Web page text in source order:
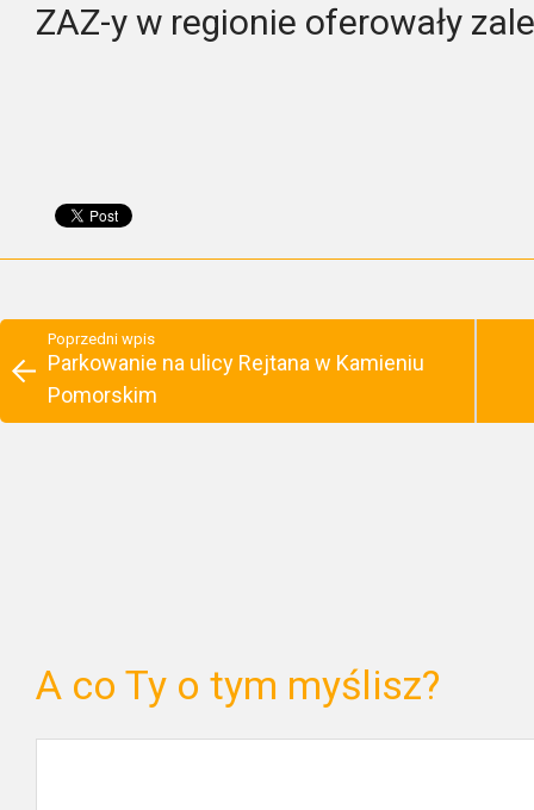
ZAZ-y w regionie oferowały
Poprzedni wpis
Parkowanie na ulicy Rejtana w Kamieniu
Pomorskim
A co Ty o tym myślisz?